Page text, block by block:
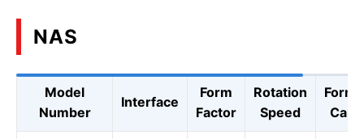
NAS
Model
Number
Interface
Form
Factor
Rotation
Speed